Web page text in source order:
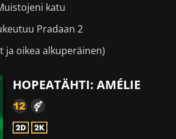
katu
Pradaan 2
ja oikea alkuperäinen)
HOPEATÄHTI: AMÉLIE